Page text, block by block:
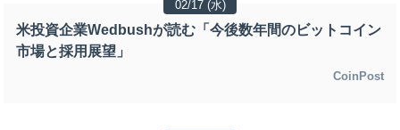
02/17 (水)
米投資企業Wedbushが読む「今後数年間のビットコイン
市場と採用展望」
CoinPost